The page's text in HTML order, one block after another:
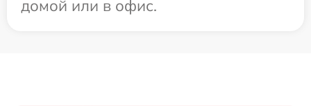
домой или в офис.